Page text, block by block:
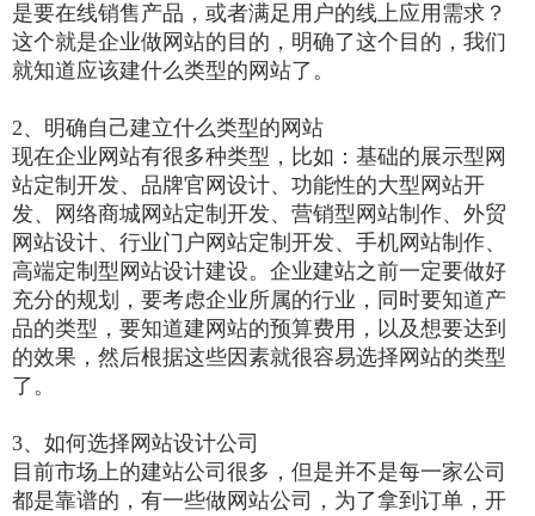
是要在线销售产品，或者满足用户的线上应用需求？
这个就是企业做网站的目的，明确了这个目的，我们
就知道应该建什么类型的网站了。
2、明确自己建立什么类型的网站
现在企业网站有很多种类型，比如：基础的展示型网
站定制开发、品牌官网设计、功能性的大型网站开
发、网络商城网站定制开发、营销型网站制作、外贸
网站设计、行业门户网站定制开发、手机网站制作、
高端定制型网站设计建设。企业建站之前一定要做好
充分的规划，要考虑企业所属的行业，同时要知道产
品的类型，要知道建网站的预算费用，以及想要达到
的效果，然后根据这些因素就很容易选择网站的类型
了。
3、如何选择网站设计公司
目前市场上的建站公司很多，但是并不是每一家公司
都是靠谱的，有一些做网站公司，为了拿到订单，开